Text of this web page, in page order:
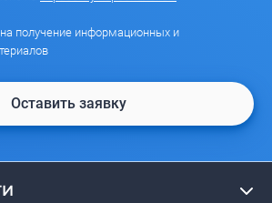
получение информационных и
Оставить заявку